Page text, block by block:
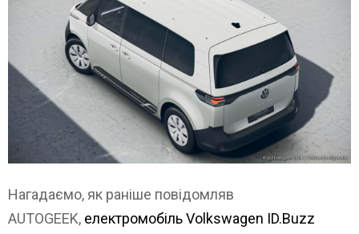
Нагадаємо, як раніше повідомляв
AUTOGEEK, електромобіль Volkswagen ID.Buzz